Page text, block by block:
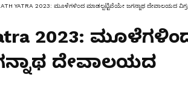
YATRA 2023: ಮೂಳೆಗಳಿಂದ ಮಾಡಲ್ಪಟ್ಟಿವೆಯೇ ಜಗನ್ನಾಥ ದೇವಾಲಯದ
2023:
ದೇವಾಲಯದ